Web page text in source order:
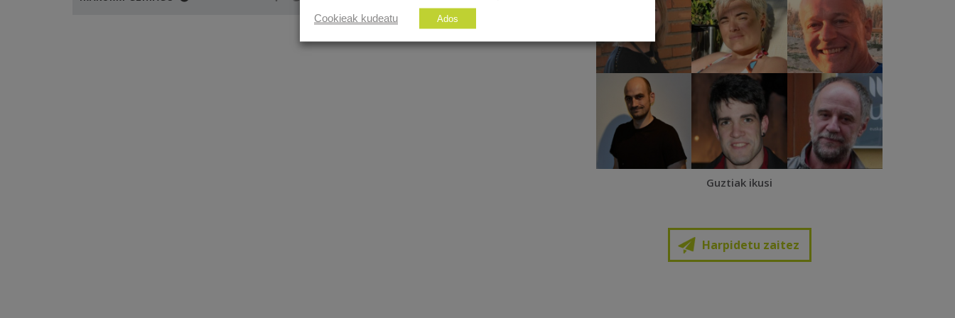
Guztiak ikusi
Harpidetu zaitez
Cookieak kudeatu Ados